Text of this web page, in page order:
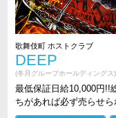
歌舞伎町 ホストクラブ
DEEP
(冬月グループホールディングス)
最低保証日給10,000円!!
ちがあれば必ず売らせ